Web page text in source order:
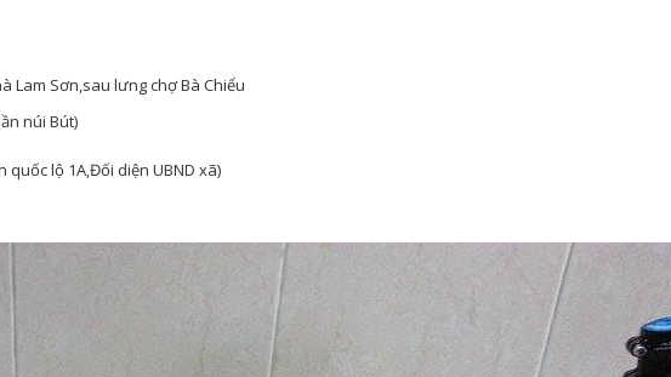
Lam Sơn,sau lưng chợ Bà Chiểu
núi Bút)
quốc lộ 1A,Đối diện UBND xã)